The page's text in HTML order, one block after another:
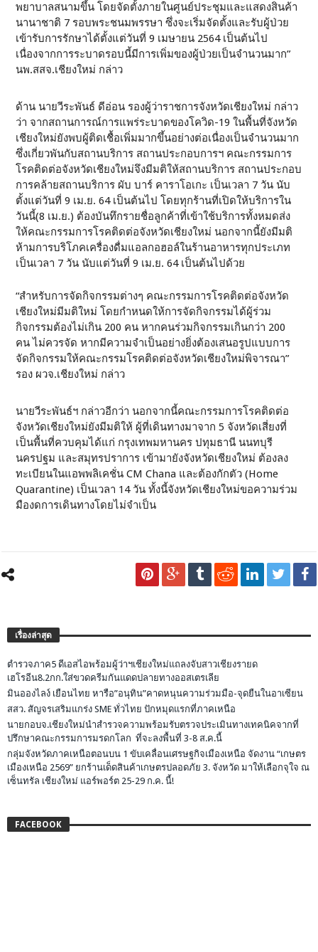
พยาบาลสนามขึ้น โดยจัดตั้งภายในศูนย์ประชุมและแสดงสินค้า
นานาชาติ 7 รอบพระชนมพรรษา ซึ่งจะเริ่มจัดตั้งและรับผู้ป่วย
เข้ารับการรักษาได้ตั้งแต่วันที่ 9 เมษายน 2564 เป็นต้นไป
เนื่องจากการระบาดรอบนี้มีการเพิ่มของผู้ป่วยเป็นจำนวนมาก”
นพ.สสจ.เชียงใหม่ กล่าว
ด้าน นายวีระพันธ์ ดีอ่อน รองผู้ว่าราชการจังหวัดเชียงใหม่ กล่าว
ว่า จากสถานการณ์การแพร่ระบาดของโควิด-19 ในพื้นที่จังหวัด
เชียงใหม่ยังพบผู้ติดเชื้อเพิ่มมากขึ้นอย่างต่อเนื่องเป็นจำนวนมาก
ซึ่งเกี่ยวพันกับสถานบริการ สถานประกอบการฯ คณะกรรมการ
โรคติดต่อจังหวัดเชียงใหม่จึงมีมติให้สถานบริการ สถานประกอบ
การคล้ายสถานบริการ ผับ บาร์ คาราโอเกะ เป็นเวลา 7 วัน นับ
ตั้งแต่วันที่ 9 เม.ย. 64 เป็นต้นไป โดยทุกร้านที่เปิดให้บริการใน
วันนี้(8 เม.ย.) ต้องบันทึกรายชื่อลูกค้าที่เข้าใช้บริการทั้งหมดส่ง
ให้คณะกรรมการโรคติดต่อจังหวัดเชียงใหม่ นอกจากนี้ยังมีมติ
ห้ามการบริโภคเครื่องดื่มแอลกอฮอล์ในร้านอาหารทุกประเภท
เป็นเวลา 7 วัน นับแต่วันที่ 9 เม.ย. 64 เป็นต้นไปด้วย
“สำหรับการจัดกิจกรรมต่างๆ คณะกรรมการโรคติดต่อจังหวัด
เชียงใหม่มีมติใหม่ โดยกำหนดให้การจัดกิจกรรมได้ผู้ร่วม
กิจกรรมต้องไม่เกิน 200 คน หากคนร่วมกิจกรรมเกินกว่า 200
คน ไม่ควรจัด หากมีความจำเป็นอย่างยิ่งต้องเสนอรูปแบบการ
จัดกิจกรรมให้คณะกรรมโรคติดต่อจังหวัดเชียงใหม่พิจารณา”
รอง ผวจ.เชียงใหม่ กล่าว
นายวีระพันธ์ฯ กล่าวอีกว่า นอกจากนี้คณะกรรมการโรคติดต่อ
จังหวัดเชียงใหม่ยังมีมติให้ ผู้ที่เดินทางมาจาก 5 จังหวัดเสี่ยงที่
เป็นพื้นที่ควบคุมได้แก่ กรุงเทพมหานคร ปทุมธานี นนทบุรี
นครปฐม และสมุทรปราการ เข้ามายังจังหวัดเชียงใหม่ ต้องลง
ทะเบียนในแอพพลิเคชั่น CM Chana และต้องกักตัว (Home
Quarantine) เป็นเวลา 14 วัน ทั้งนี้จังหวัดเชียงใหม่ขอความร่วม
มืองดการเดินทางโดยไม่จำเป็น
เรื่องล่าสุด
ตำรวจภาค5 ดีเอสไอพร้อมผู้ว่าฯเชียงใหม่แถลงจับสาวเชียงรายด
เฮโรอีน8.2กก.ใส่ขวดครีมกันแดดปลายทางออสเตรเลีย
มินอองไลง์ เยือนไทย หารือ”อนุทิน”คาดหนุนความร่วมมือ-จุดยืนในอาเซียน
สสว. สัญจรเสริมแกร่ง SME ทั่วไทย ปักหมุดแรกที่ภาคเหนือ
นายกอบจ.เชียงใหม่นำสำรวจความพร้อมรับตรวจประเมินทางเทคนิคจากที่
ปรึกษาคณะกรรมการมรดกโลก ที่จะลงพื้นที่ 3-8 ส.ค.นี้
กลุ่มจังหวัดภาคเหนือตอนบน 1 ขับเคลื่อนเศรษฐกิจเมืองเหนือ จัดงาน “เกษตร
เมืองเหนือ 2569” ยกร้านเด็ดสินค้าเกษตรปลอดภัย 3. จังหวัด มาให้เลือกจุใจ ณ
เซ็นทรัล เชียงใหม่ แอร์พอร์ต 25-29 ก.ค. นี้!
FACEBOOK